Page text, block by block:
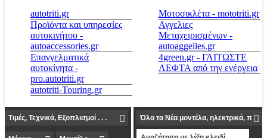
autotriti.gr
Προϊόντα και υπηρεσίες
αυτοκινήτου -
autoaccessories.gr
Επαγγελματικά
αυτοκίνητα -
pro.autotriti.gr
autotriti-Touring.gr
Μοτοσικλέτα - mototriti.gr
Αγγελιες
Μεταχειρισμένων -
autoaggelies.gr
4green.gr - ΓΛΙΤΩΣΤΕ
ΛΕΦΤΑ από την ενέργεια